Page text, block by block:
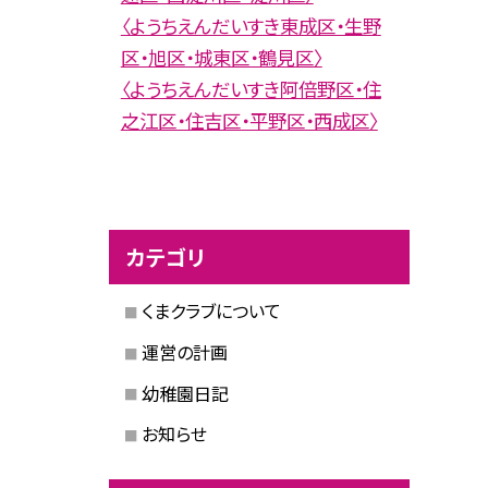
〈ようちえんだいすき東成区・生野
区・旭区・城東区・鶴見区〉
〈ようちえんだいすき阿倍野区・住
之江区・住吉区・平野区・西成区〉
カテゴリ
くまクラブについて
運営の計画
幼稚園日記
お知らせ